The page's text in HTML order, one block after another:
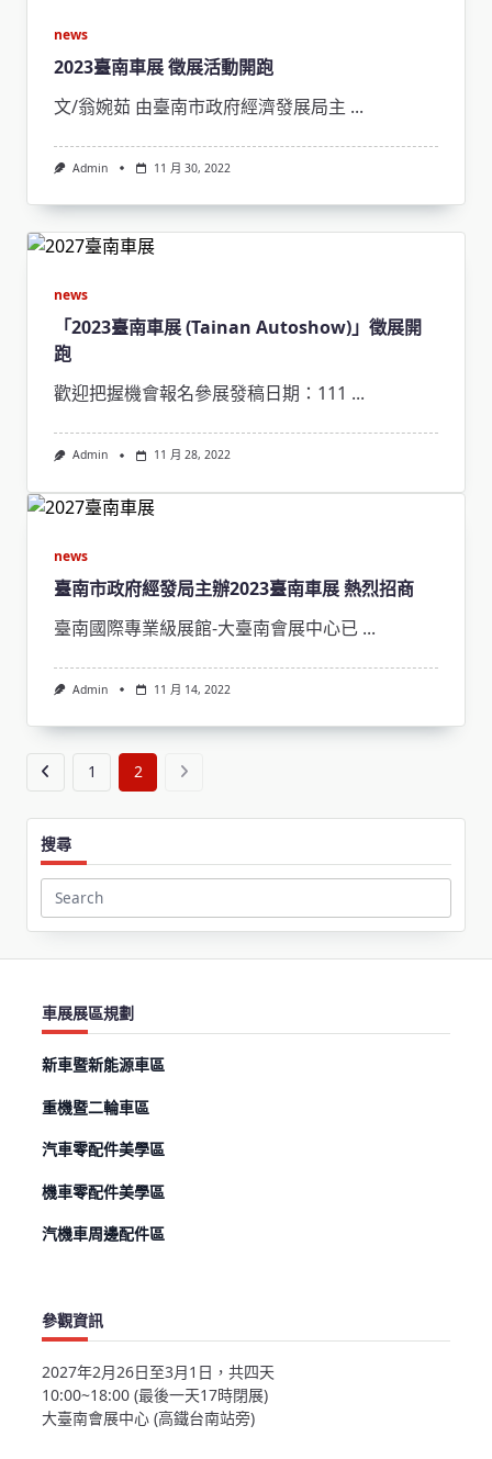
news
2023臺南車展 徵展活動開跑
文/翁婉茹 由臺南市政府經濟發展局主 ...
Admin 11 月 30, 2022
news
「2023臺南車展 (Tainan Autoshow)」徵展開
跑
歡迎把握機會報名參展發稿日期：111 ...
Admin 11 月 28, 2022
news
臺南市政府經發局主辦2023臺南車展 熱烈招商
臺南國際專業級展館-大臺南會展中心已 ...
Admin 11 月 14, 2022
1 2
搜尋
Search
for:
車展展區規劃
新車暨新能源車區
重機暨二輪車區
汽車零配件美學區
機車零配件美學區
汽機車周邊配件區
參觀資訊
2027年2月26日至3月1日，共四天
10:00~18:00 (最後一天17時閉展)
大臺南會展中心 (高鐵台南站旁)